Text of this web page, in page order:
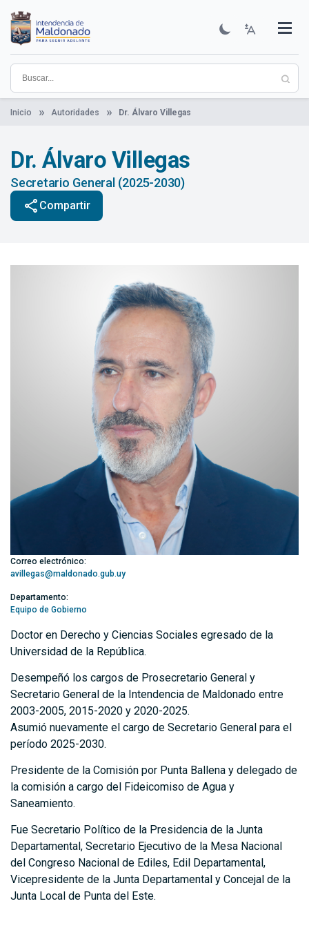
contenido
principal
Institucional
Municipios
Descubre Maldonado
Comunicación
Servicios
Guía De Trámites
Ver Noticias
Inicio Autoridades Dr. Álvaro Villegas
Dr. Álvaro Villegas
Secretario General (2025-2030)
share Compartir
Doctor en Derecho y Ciencias Sociales egresado de la
Universidad de la República.
Desempeñó los cargos de Prosecretario General y
Secretario General de la Intendencia de Maldonado entre
2003-2005, 2015-2020 y 2020-2025.
Asumió nuevamente el cargo de Secretario General para el
período 2025-2030.
Presidente de la Comisión por Punta Ballena y delegado de
la comisión a cargo del Fideicomiso de Agua y
Saneamiento.
Fue Secretario Político de la Presidencia de la Junta
Departamental, Secretario Ejecutivo de la Mesa Nacional
del Congreso Nacional de Ediles, Edil Departamental,
Vicepresidente de la Junta Departamental y Concejal de la
Junta Local de Punta del Este.
Correo electrónico:
avillegas@maldonado.gub.uy
Departamento:
Equipo de Gobierno